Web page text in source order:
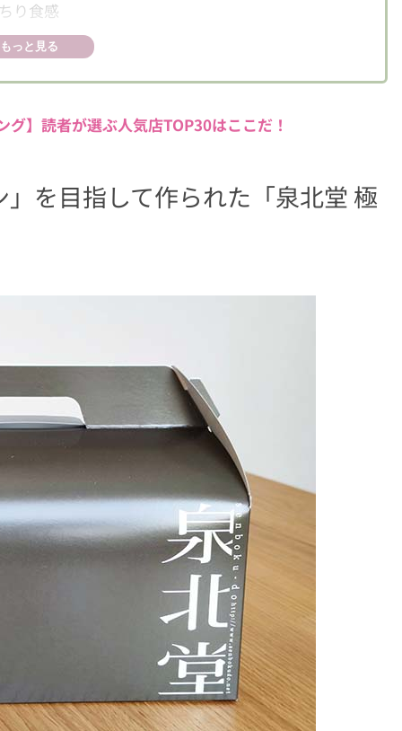
り食感
贅沢食パン
もっと見る
】読者が選ぶ人気店TOP30はここだ！
を目指して作られた「泉北堂 極